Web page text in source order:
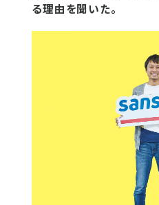
る理由を聞いた。